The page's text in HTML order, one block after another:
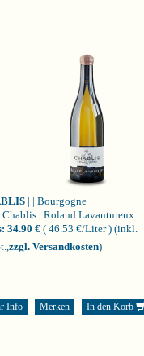
| | Bourgogne
Chablis | Roland Lavantureux
34.90 € ( 46.53 €/Liter ) (inkl.
zzgl. Versandkosten)
Info Merken In den Korb